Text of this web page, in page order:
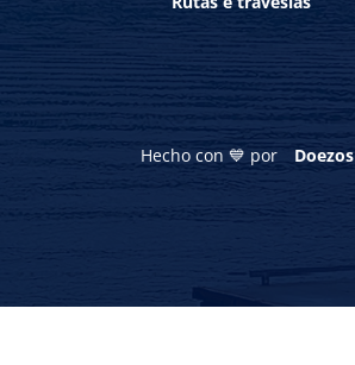
Hecho con 💙 por Doezos